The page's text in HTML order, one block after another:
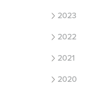
2023
2022
2021
2020